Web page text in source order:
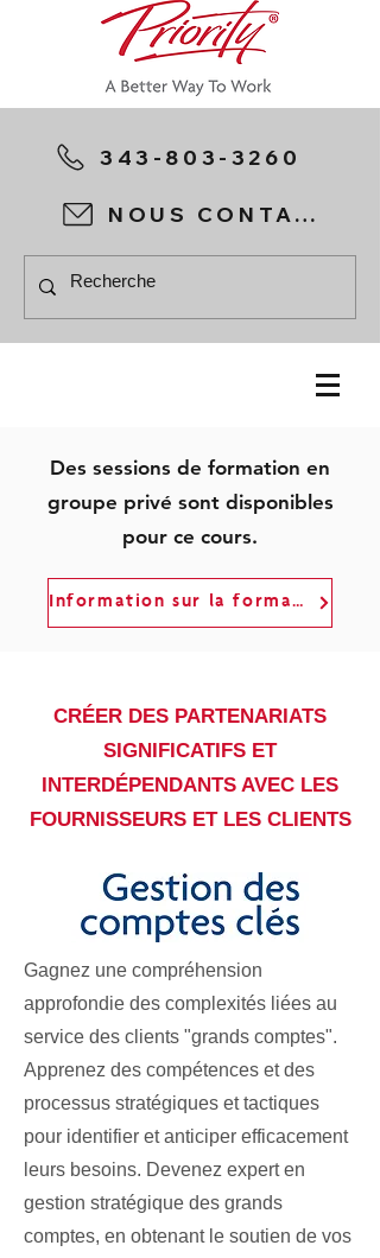
343-803-3260
NOUS CONTACTER
Des sessions de formation en
groupe privé sont disponibles
pour ce cours.
Information sur la formation en groupe
CRÉER DES PARTENARIATS
SIGNIFICATIFS ET
INTERDÉPENDANTS AVEC LES
FOURNISSEURS ET LES CLIENTS
Gagnez une compréhension
approfondie des complexités liées au
service des clients "grands comptes".
Apprenez des compétences et des
processus stratégiques et tactiques
pour identifier et anticiper efficacement
leurs besoins. Devenez expert en
gestion stratégique des grands
comptes, en obtenant le soutien de vos